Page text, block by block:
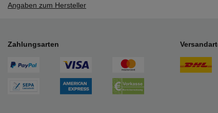
Angaben zum Hersteller
Zahlungsarten